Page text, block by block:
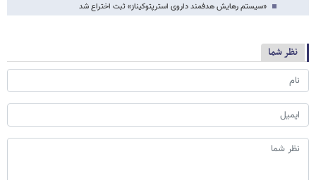
«سیستم رهایش هدفمند داروی استرپتوکیناز» ثبت اختراع شد
نظر شما